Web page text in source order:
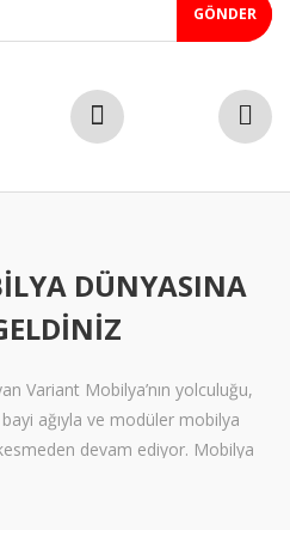
GÖNDER
DÜNYASINA
Variant Mobilya’nın yolculuğu,
ağıyla ve modüler mobilya
kesmeden devam ediyor. Mobilya